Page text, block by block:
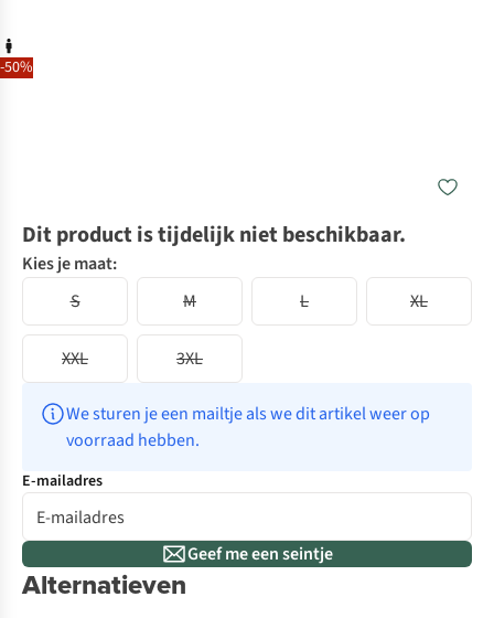
-50%
Dit product is tijdelijk niet beschikbaar.
Kies je maat:
S
M L XL
XXL 3XL
We sturen je een mailtje als we dit artikel weer op
voorraad hebben.
E-mailadres
Geef me een seintje
Alternatieven
Vernieuwd design